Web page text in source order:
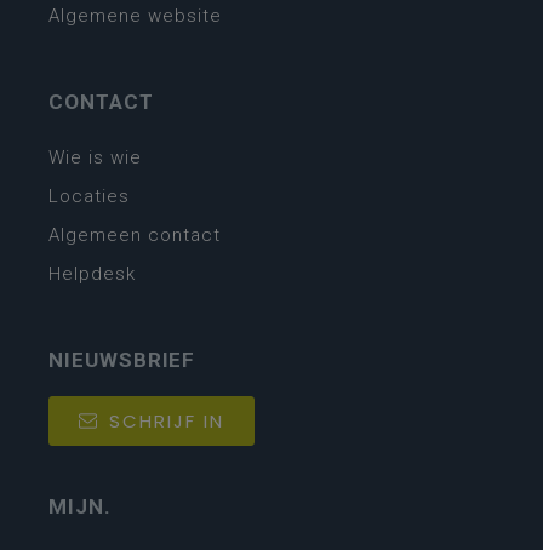
Algemene website
CONTACT
Wie is wie
Locaties
Algemeen contact
Helpdesk
NIEUWSBRIEF
SCHRIJF IN
MIJN.